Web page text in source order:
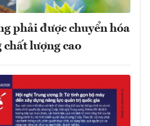
phải được chuyển hóa
lượng cao